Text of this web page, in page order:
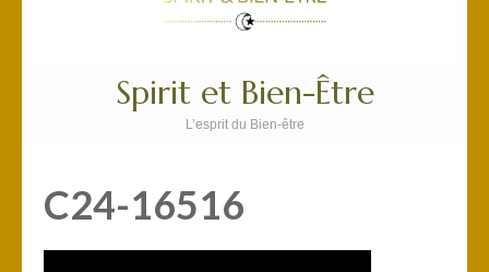
Spirit et Bien-Être
L’esprit du Bien-être
C24-16516